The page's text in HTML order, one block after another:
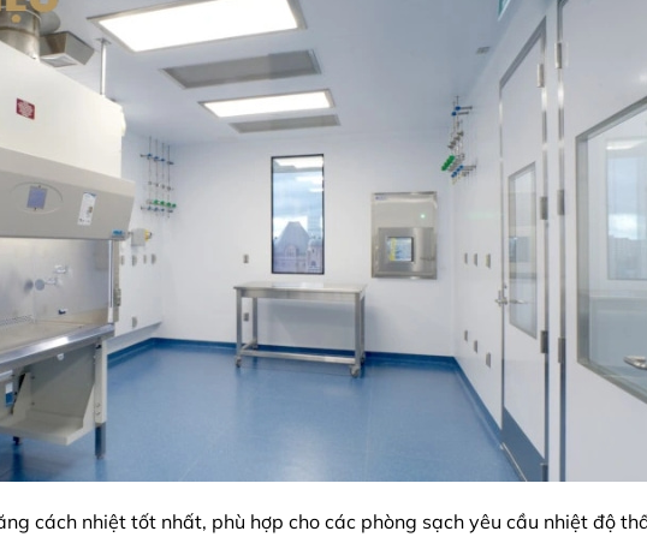
cách nhiệt tốt nhất, phù hợp cho các phòng sạch yêu cầu nhiệt độ